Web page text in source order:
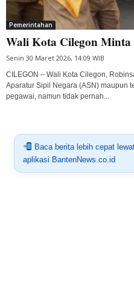
Pemerintahan
Wali Kota Cilegon Minta
Senin 30 Maret 2026, 14:09 WIB
CILEGON – Wali Kota Cilegon,
Aparatur Sipil Negara (ASN) maupun
pegawai, namun tidak pernah...
Baca berita lebih cepat
aplikasi BantenNews.co.id